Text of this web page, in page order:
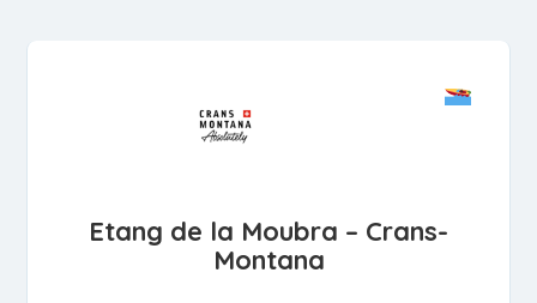
Etang de la Moubra – Crans-
Montana